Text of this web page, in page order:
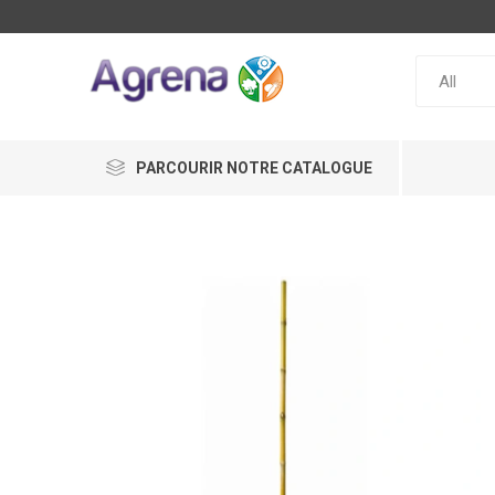
PARCOURIR NOTRE CATALOGUE